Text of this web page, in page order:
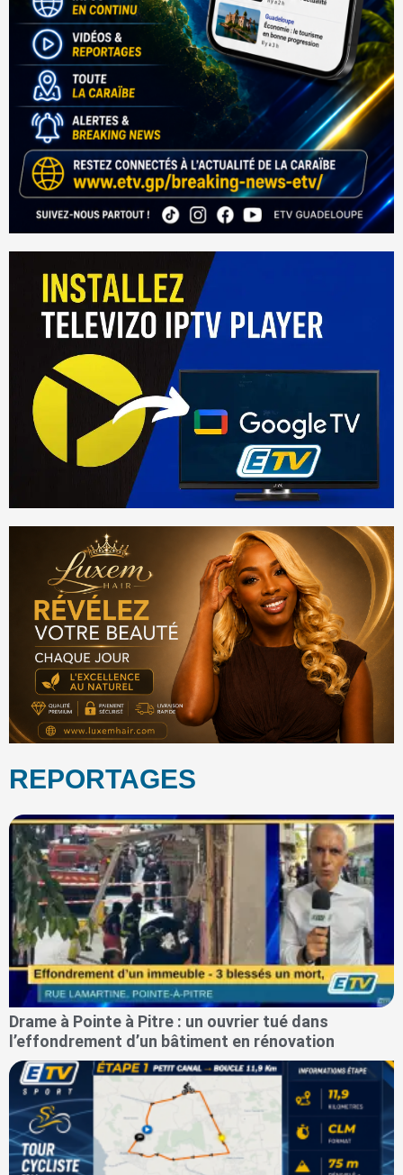
REPORTAGES
Drame à Pointe à Pitre : un ouvrier tué dans
l’effondrement d’un bâtiment en rénovation